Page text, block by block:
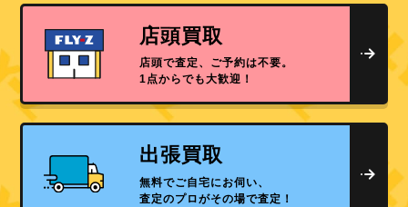
店頭買取
店頭で査定、ご予約は不要。
1点からでも大歓迎！
出張買取
無料でご自宅にお伺い、
査定のプロがその場で査定！